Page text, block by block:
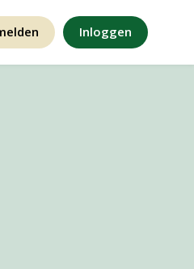
Inloggen